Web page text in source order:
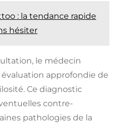
: la tendance rapide
hésiter
le médecin
approfondie de
Ce diagnostic
contre-
pathologies de la